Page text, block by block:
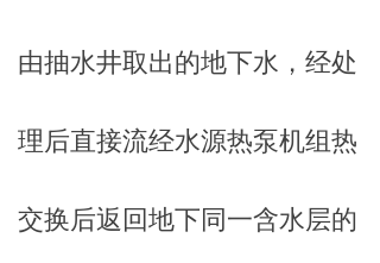
由抽水井取出的地下水，经处
理后直接流经水源热泵机组热
交换后返回地下同一含水层的